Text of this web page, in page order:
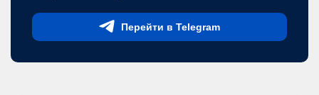
Перейти в Telegram